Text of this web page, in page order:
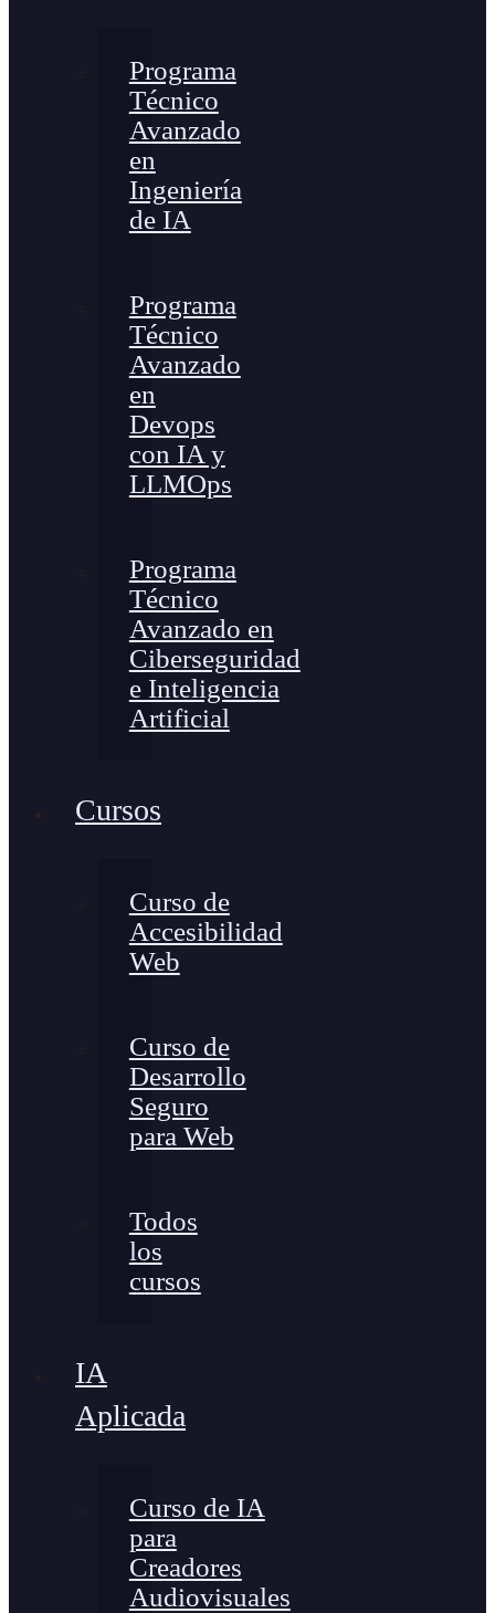
Programa
Técnico
Avanzado
en
Ingeniería
de IA
Programa
Técnico
Avanzado
en
Devops
con IA y
LLMOps
Programa
Técnico
Avanzado en
Ciberseguridad
e Inteligencia
Artificial
Cursos
Curso de
Accesibilidad
Web
Curso de
Desarrollo
Seguro
para Web
Todos
los
cursos
IA
Aplicada
Curso de IA
para
Creadores
Audiovisuales